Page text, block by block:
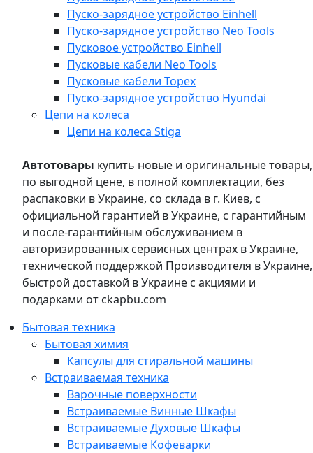
Пуско-зарядное устройство Einhell
Пуско-зарядное устройство Neo Tools
Пусковое устройство Einhell
Пусковые кабели Neo Tools
Пусковые кабели Topex
Пуско-зарядное устройство Hyundai
Цепи на колеса
Цепи на колеса Stiga
Автотовары купить новые и оригинальные товары,
по выгодной цене, в полной комплектации, без
распаковки в Украине, со склада в г. Киев, с
официальной гарантией в Украине, с гарантийным
и после-гарантийным обслуживанием в
авторизированных сервисных центрах в Украине,
технической поддержкой Производителя в Украине,
быстрой доставкой в Украине с акциями и
подарками от ckapbu.com
Бытовая техника
Бытовая химия
Капсулы для стиральной машины
Встраиваемая техника
Варочные поверхности
Встраиваемые Винные Шкафы
Встраиваемые Духовые Шкафы
Встраиваемые Кофеварки